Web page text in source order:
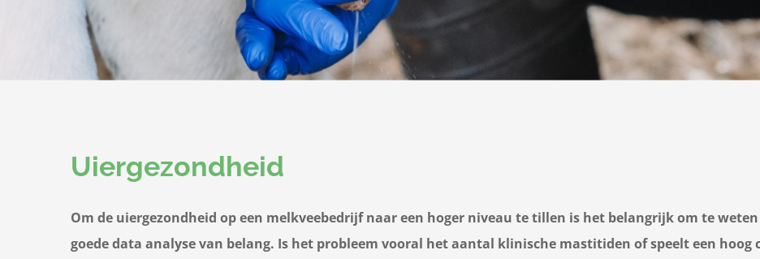
Uiergezondheid
Om de uiergezondheid op een melkveebedrijf naar een hoger niveau te tillen is het belangrijk om te
goede data analyse van belang. Is het probleem vooral het aantal klinische mastitiden of speelt een hoog